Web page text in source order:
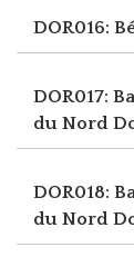
DOR016:
DOR017:
du Nord
DOR018:
du Nord